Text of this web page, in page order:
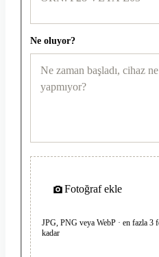
Ne oluyor?
Fotoğraf ekle
JPG, PNG veya WebP · en fazla 3
kadar